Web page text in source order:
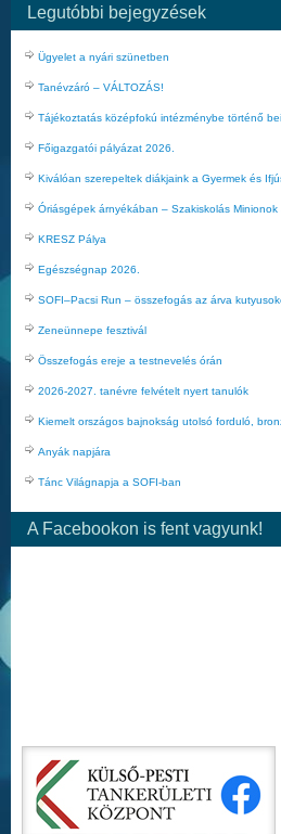
Legutóbbi bejegyzések
Ügyelet a nyári szünetben
Tanévzáró – VÁLTOZÁS!
Tájékoztatás középfokú intézménybe történő
Főigazgatói pályázat 2026.
Kiválóan szerepeltek diákjaink a Gyermek és
Óriásgépek árnyékában – Szakiskolás Minionok
KRESZ Pálya
Egészségnap 2026.
SOFI–Pacsi Run – összefogás az árva
Zeneünnepe fesztivál
Összefogás ereje a testnevelés órán
2026-2027. tanévre felvételt nyert tanulók
Kiemelt országos bajnokság utolsó forduló,
Anyák napjára
Tánc Világnapja a SOFI-ban
A Facebookon is fent vagyunk!